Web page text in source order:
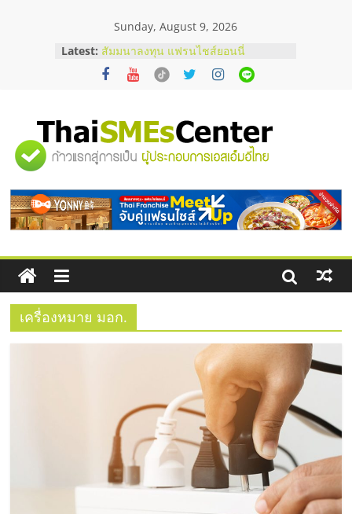
Sunday, August 9, 2026
Latest: สัมมนาลงทุน แฟรนไชส์ยอนนี่
ThaiFranchise Meet Up จับคู่แฟรน
ไชส์ ครั้งที่ 8
บริษัท Cybersecurity ในไทยที่ไหนดี?
วิธีเลือกผู้ให้บริการให้คุ้มค่าและตอบ
โจทย์ธุรกิจ
เริ่มยังไงให้ผ่านฉลุย
สัมมนาออนไลน์ โอกาสบริหารสถานี
บริการน้ำมัน Shell
"ศูนย์
รวม
ข้อมูล
ธุรกิจ
SME
ประเทศไทย,
ThaiSMEsCenter,
เครื่องหมาย มอก.